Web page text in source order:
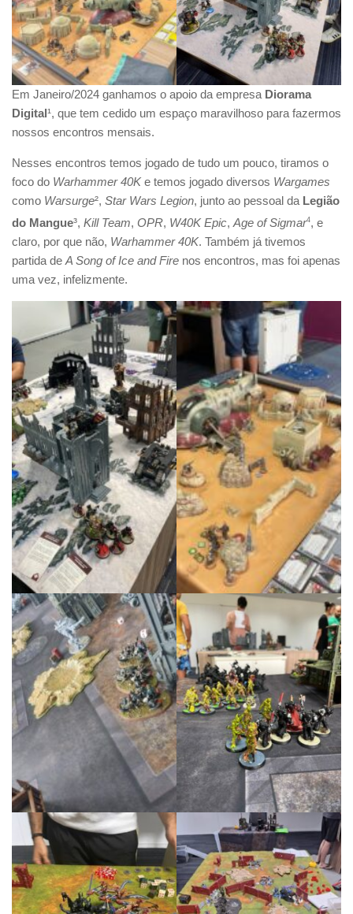
Em Janeiro/2024 ganhamos o apoio da empresa Diorama
Digital¹, que tem cedido um espaço maravilhoso para fazermos
nossos encontros mensais.
Nesses encontros temos jogado de tudo um pouco, tiramos o
foco do Warhammer 40K e temos jogado diversos Wargames
como Warsurge², Star Wars Legion, junto ao pessoal da Legião
do Mangue³, Kill Team, OPR, W40K Epic, Age of Sigmar4, e
claro, por que não, Warhammer 40K. Também já tivemos
partida de A Song of Ice and Fire nos encontros, mas foi apenas
uma vez, infelizmente.